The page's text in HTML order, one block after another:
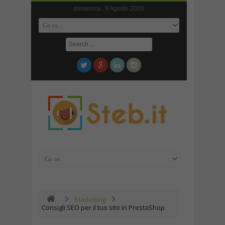
domenica , 9 Agosto 2026
Marketing
Consigli SEO per il tuo sito in PrestaShop